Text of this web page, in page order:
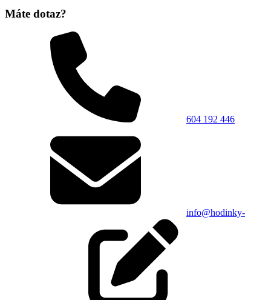
Máte dotaz?
604 192 446
info@hodinky-